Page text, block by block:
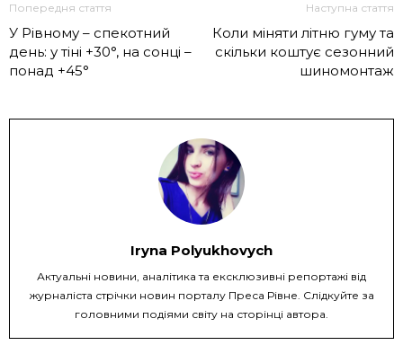
Попередня стаття
У Рівному – спекотний
день: у тіні +30°, на сонці –
понад +45°
Наступна стаття
Коли міняти літню гуму та
скільки коштує сезонний
шиномонтаж
Iryna Polyukhovych
Актуальні новини, аналітика та ексклюзивні репортажі від
журналіста стрічки новин порталу Преса Рівне. Слідкуйте за
головними подіями світу на сторінці автора.